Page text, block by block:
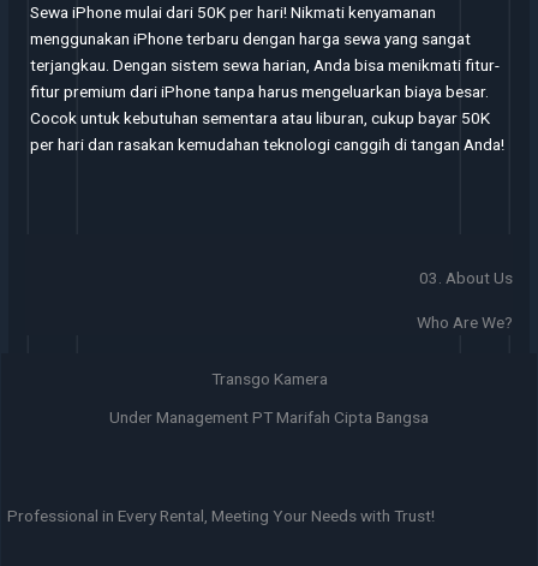
Sewa iPhone mulai dari 50K per hari! Nikmati kenyamanan
menggunakan iPhone terbaru dengan harga sewa yang sangat
terjangkau. Dengan sistem sewa harian, Anda bisa menikmati fitur-
fitur premium dari iPhone tanpa harus mengeluarkan biaya besar.
Cocok untuk kebutuhan sementara atau liburan, cukup bayar 50K
per hari dan rasakan kemudahan teknologi canggih di tangan Anda!
03. About Us
Who Are We?
Transgo Kamera
Under Management PT Marifah Cipta Bangsa
Professional in Every Rental, Meeting Your Needs with Trust!